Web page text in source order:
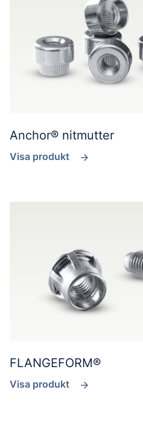
Anchor® nitmutter
Visa produkt
FLANGEFORM®
Visa produkt